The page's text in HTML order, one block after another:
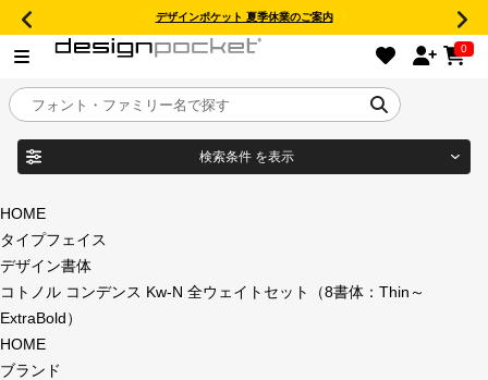
デザインポケット 夏季休業のご案内
0
目的別フォントガイド
特集
年間ライセンス商品
検索条件 を表示
商品名
HOME
タイプフェイス
デザイン書体
コトノル コンデンス Kw-N 全ウェイトセット（8書体：Thin～
ExtraBold）
HOME
ブランド